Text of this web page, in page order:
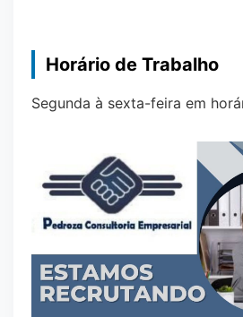
Horário de Trabalho
Segunda à sexta-feira em